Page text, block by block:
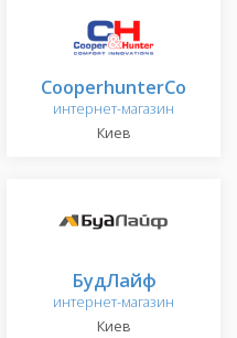
CooperhunterCo
интернет-магазин
Киев
БудЛайф
интернет-магазин
Киев